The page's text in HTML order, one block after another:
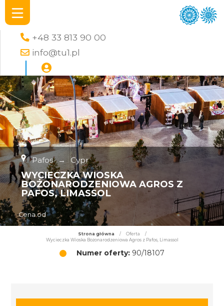
+48 33 813 90 00
info@tu1.pl
Pafos → Cypr
WYCIECZKA WIOSKA
BOŻONARODZENIOWA AGROS Z
PAFOS, LIMASSOL
Cena od
Strona główna / Oferta
/
Wycieczka Wioska Bożonarodzeniowa Agros z Pafos, Limassol
Numer oferty: 90/18107